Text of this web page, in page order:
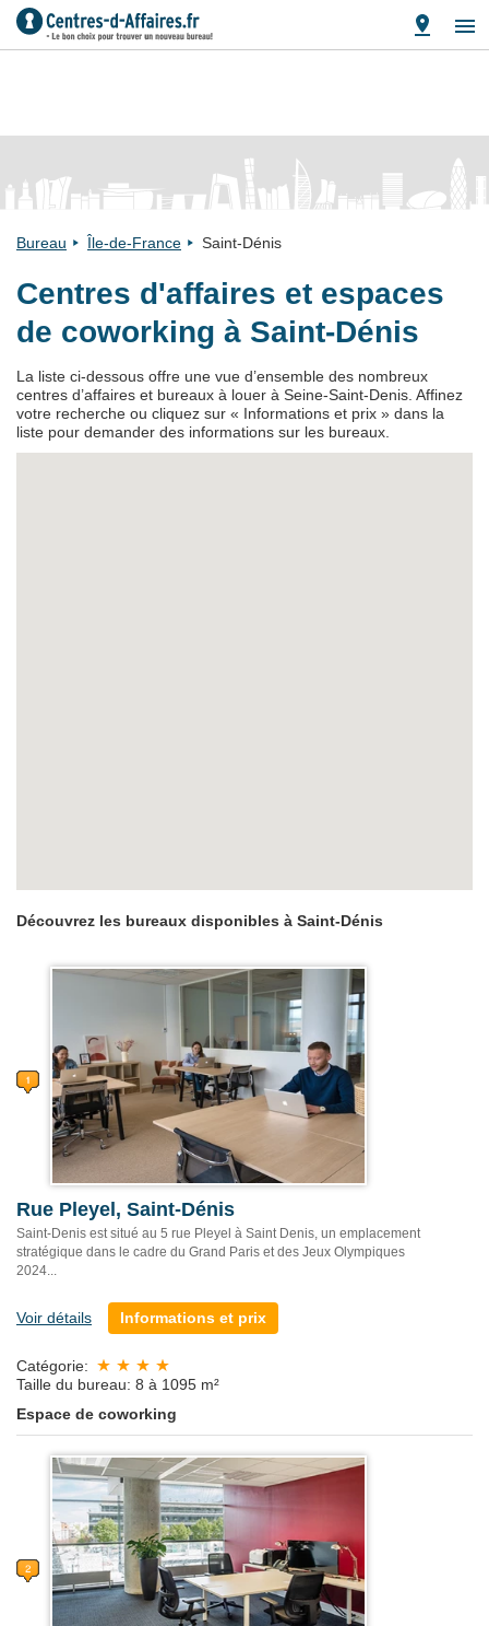
Bureau Île-de-France Saint-Dénis
Centres d'affaires et espaces
de coworking à Saint-Dénis
La liste ci-dessous offre une vue d’ensemble des nombreux
centres d’affaires et bureaux à louer à Seine-Saint-Denis. Affinez
votre recherche ou cliquez sur « Informations et prix » dans la
liste pour demander des informations sur les bureaux.
Découvrez les bureaux disponibles à Saint-Dénis
Rue Pleyel, Saint-Dénis
Saint-Denis est situé au 5 rue Pleyel à Saint Denis, un emplacement
stratégique dans le cadre du Grand Paris et des Jeux Olympiques
2024...
Voir détails Informations et prix
Catégorie:
Taille du bureau: 8 à 1095 m²
Espace de coworking